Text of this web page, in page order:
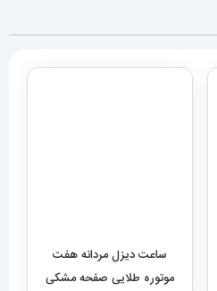
01010
12,949,000تومان